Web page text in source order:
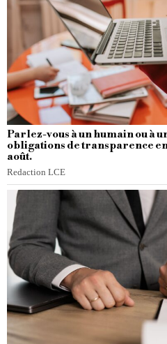
Parlez-vous à un humain ou à
obligations de transparence
août.
Redaction LCE